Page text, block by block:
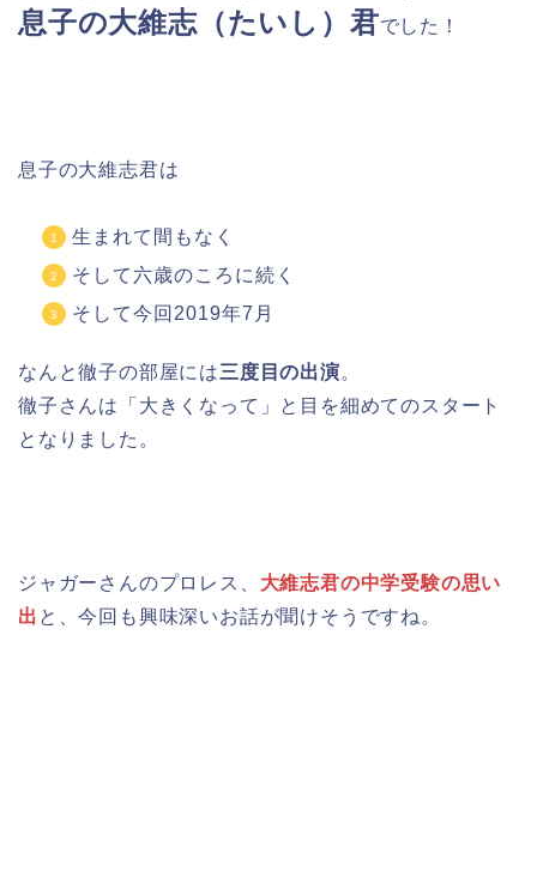
息子の大維志（たいし）君でした！
息子の大維志君は
生まれて間もなく
そして六歳のころに続く
そして今回2019年7月
なんと徹子の部屋には三度目の出演。
徹子さんは「大きくなって」と目を細めてのスタート
となりました。
ジャガーさんのプロレス、 大維志君の中学受験の思い
出 と、今回も興味深いお話が聞けそうですね。